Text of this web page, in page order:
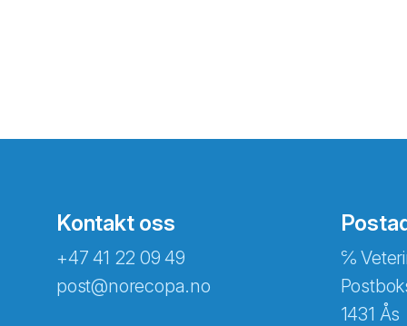
Kontakt oss
+47 41 22 09 49
post@norecopa.no
℅
1431 Ås